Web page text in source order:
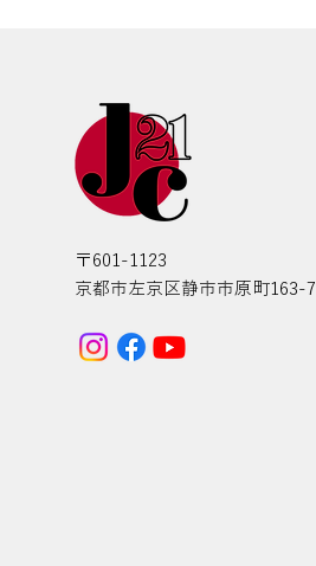
〒601-1123
京都市左京区静市市原町163-7